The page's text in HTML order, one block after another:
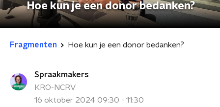
Hoe kun je een donor bedanken?
Fragmenten Hoe kun je een donor bedanken?
Spraakmakers
KRO-NCRV
16 oktober 2024 09:30 - 11:30